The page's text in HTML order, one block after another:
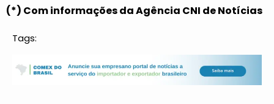
(*) Com informações da Agência CNI de Notícias
Tags: